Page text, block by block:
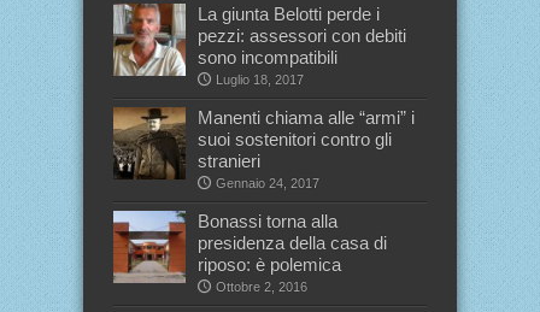
La giunta Belotti perde i
pezzi: assessori con debiti
sono incompatibili
Luglio 18, 2017
Manenti chiama alle “armi” i
suoi sostenitori contro gli
stranieri
Gennaio 24, 2017
Bonassi torna alla
presidenza della casa di
riposo: è polemica
Ottobre 2, 2016